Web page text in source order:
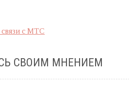
связи с МТС
СВОИМ МНЕНИЕМ